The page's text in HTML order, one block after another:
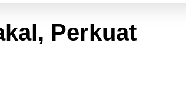
Perkuat